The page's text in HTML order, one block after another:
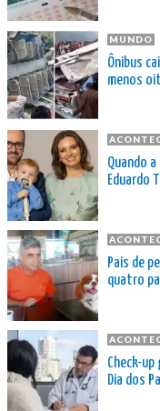
MUNDO
Ônibus
menos
Quando
Eduardo
Pais de
quatro
Check-
Dia dos